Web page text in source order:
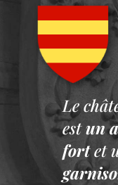
Le
est un
fort et